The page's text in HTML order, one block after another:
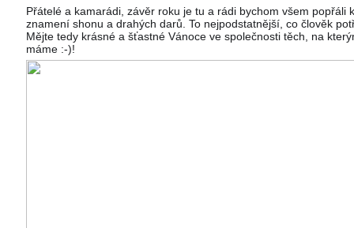
Přátelé a kamarádi, závěr roku je tu a rádi bychom všem
znamení shonu a drahých darů. To nejpodstatnější, co člověk
Mějte tedy krásné a šťastné Vánoce ve společnosti těch, na
máme :-)!